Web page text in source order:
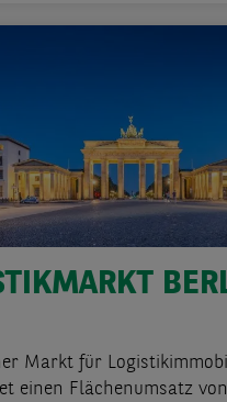
Markt für
einen Flächenumsatz